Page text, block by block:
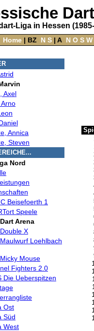
Liga in Hessen
Home‌ | BZ N S‌ | A‌ N O S W
Axel
Annica
Steven
Nord
Beisefoerth 1
Speele
Arena
X
Loehlbach
Mouse
Fighters 2.0
Die Ueberspitzen
Ost
Süd
West